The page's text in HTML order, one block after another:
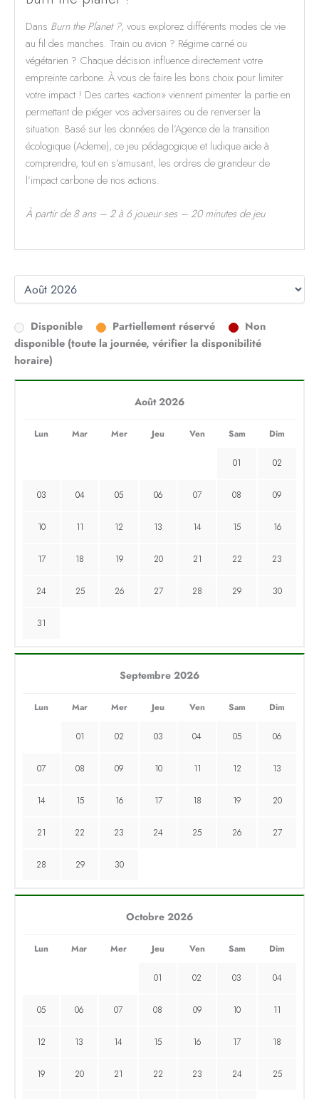
Dans Burn the Planet ?, vous explorez différents modes de vie
au fil des manches. Train ou avion ? Régime carné ou
végétarien ? Chaque décision influence directement votre
empreinte carbone. À vous de faire les bons choix pour limiter
votre impact ! Des cartes «action» viennent pimenter la partie en
permettant de piéger vos adversaires ou de renverser la
situation. Basé sur les données de l’Agence de la transition
écologique (Ademe), ce jeu pédagogique et ludique aide à
comprendre, tout en s’amusant, les ordres de grandeur de
l’impact carbone de nos actions.
À partir de 8 ans – 2 à 6 joueur·ses – 20 minutes de jeu
Disponible Partiellement réservé
Non
disponible (toute la journée, vérifier la disponibilité
horaire)
Août 2026
Lun Mar Mer Jeu Ven Sam Dim
01 02
03 04 05 06 07 08 09
10 11 12 13 14 15 16
17 18 19 20 21 22 23
24 25 26 27 28 29 30
31
Septembre 2026
Lun Mar Mer Jeu Ven Sam Dim
01 02 03 04 05 06
07 08 09 10 11 12 13
14 15 16 17 18 19 20
21 22 23 24 25 26 27
28 29 30
Octobre 2026
Lun Mar Mer Jeu Ven Sam Dim
01 02 03 04
05 06 07 08 09 10 11
12 13 14 15 16 17 18
19 20 21 22 23 24 25